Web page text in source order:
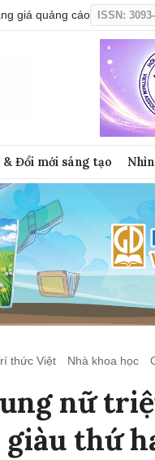
giá quảng cáo ISSN:
Đổi mới sáng tạo
thức Việt Nhà khoa học
nữ
thứ